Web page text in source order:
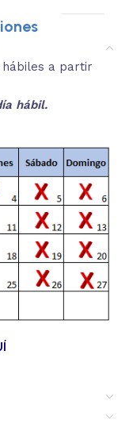
a partir
hábil.